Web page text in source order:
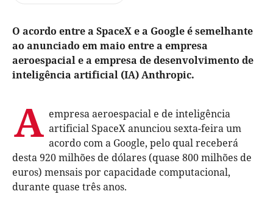
O acordo entre a SpaceX e a Google é semelhante
ao anunciado em maio entre a empresa
aeroespacial e a empresa de desenvolvimento de
inteligência artificial (IA) Anthropic.
A empresa aeroespacial e de inteligência
artificial SpaceX anunciou sexta-feira um
acordo com a Google, pelo qual receberá
desta 920 milhões de dólares (quase 800 milhões de
euros) mensais por capacidade computacional,
durante quase três anos.